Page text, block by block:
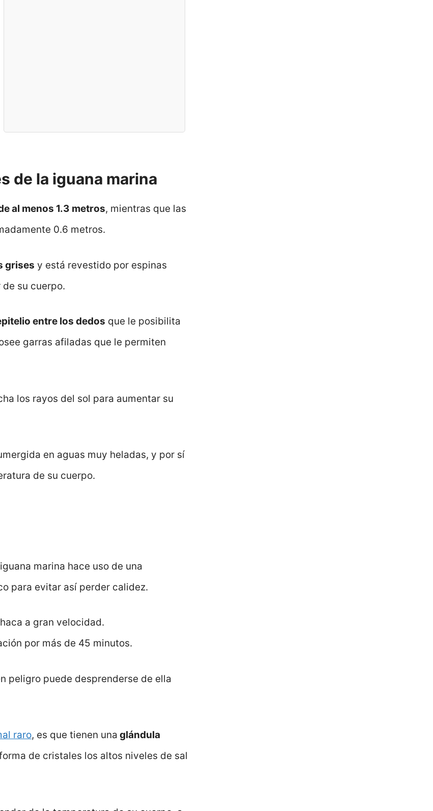
de la iguana marina
al menos 1.3 metros, mientras que las
0.6 metros.
grises y está revestido por espinas
su cuerpo.
entre los dedos que le posibilita
garras afiladas que le permiten
los rayos del sol para aumentar su
en aguas muy heladas, y por sí
de su cuerpo.
marina hace uso de una
para evitar así perder calidez.
a gran velocidad.
por más de 45 minutos.
peligro puede desprenderse de ella
raro, es que tienen una glándula
de cristales los altos niveles de sal